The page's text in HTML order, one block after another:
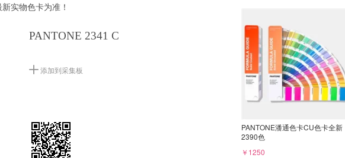
实物色卡为准！
PANTONE 2341 C
添加到采集板
PANTONE潘通色卡CU色卡全新
2390色
￥1250